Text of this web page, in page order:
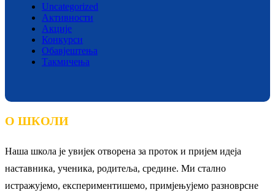
Uncategorized
Активности
Акције
Конкурси
Обавјештења
Такмичења
О ШКОЛИ
Наша школа је увијек отворена за проток и пријем идеја
наставника, ученика, родитеља, средине. Ми стално
истражујемо, експериментишемо, примјењујемо разноврсне